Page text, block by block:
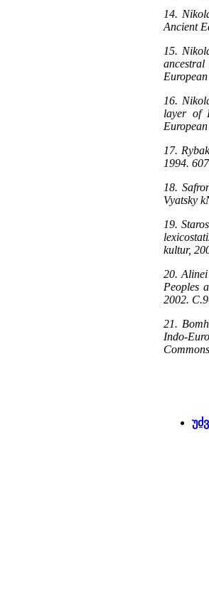
14.
Ancient
15.
ancestral
16.
layer of
17.
1994.
18.
Vyatsky
19.
kultur,
20.
Peoples
2002.
21.
Indo-